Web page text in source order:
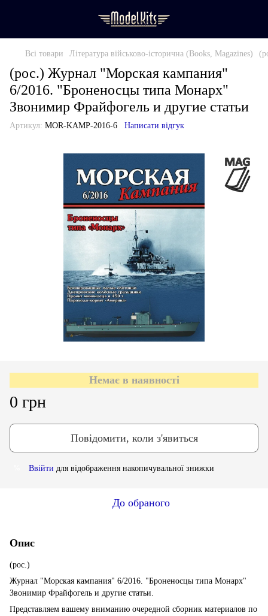
Всі товари Література військово-історична (Books, Magazines)
(рос.) Журнал "Морская кампания"
6/2016. "Броненосцы типа Монарх"
Звонимир Фрайфогель и другие статьи
Артикул: MOR-KAMP-2016-6 Написати відгук
Немає в наявності
0 грн
Повідомити, коли з'явиться
Ввійти для відображення накопичувальної знижки
До обраного
Опис
(рос.)
Журнал "Морская кампания" 6/2016. "Броненосцы типа Монарх"
Звонимир Фрайфогель и другие статьи.
Представляем вашему вниманию очередной сборник материалов по